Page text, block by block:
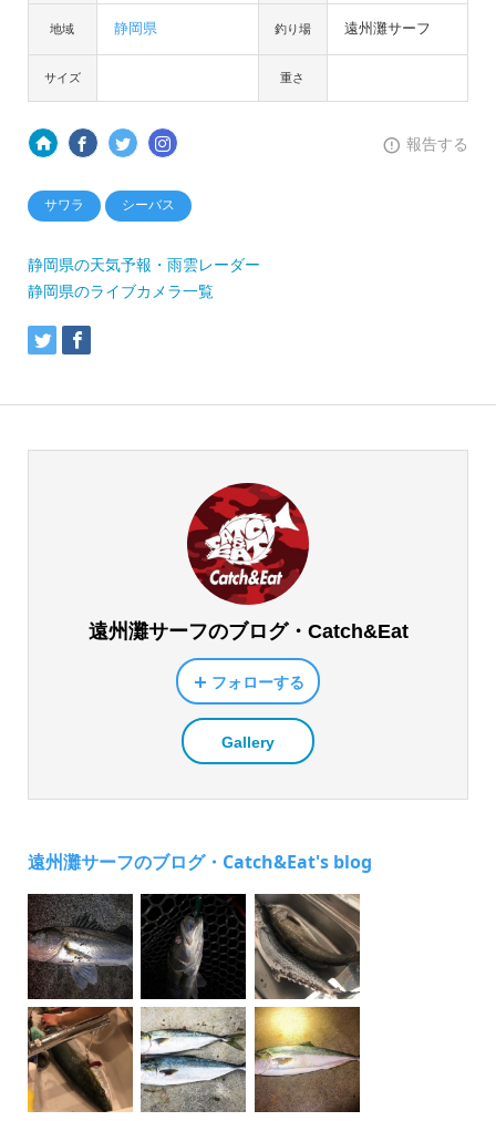
地域 静岡県 釣り場 遠州灘サーフ
サイズ 重さ
報告する
サワラ シーバス
静岡県の天気予報・雨雲レーダー
静岡県のライブカメラ一覧
遠州灘サーフのブログ・Catch&Eat
フォローする
Gallery
遠州灘サーフのブログ・Catch&Eat's blog